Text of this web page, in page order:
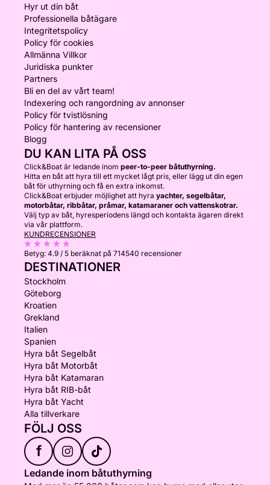
Hyr ut din båt
Professionella båtägare
Integritetspolicy
Policy för cookies
Allmänna Villkor
Juridiska punkter
Partners
Bli en del av vårt team!
Indexering och rangordning av annonser
Policy för tvistlösning
Policy för hantering av recensioner
Blogg
DU KAN LITA PÅ OSS
Click&Boat är ledande inom peer-to-peer båtuthyrning.
Hitta en båt att hyra till ett mycket lågt pris, eller lägg ut din egen
båt för uthyrning och få en extra inkomst.
Click&Boat erbjuder möjlighet att hyra yachter, segelbåtar,
motorbåtar, ribbåtar, pråmar, katamaraner och vattenskotrar.
Välj typ av båt, hyresperiodens längd och kontakta ägaren direkt
via vår plattform.
KUNDRECENSIONER
Betyg: 4.9 / 5 beräknat på 714540 recensioner
DESTINATIONER
Stockholm
Göteborg
Kroatien
Grekland
Italien
Spanien
Hyra båt Segelbåt
Hyra båt Motorbåt
Hyra båt Katamaran
Hyra båt RIB-båt
Hyra båt Yacht
Alla tillverkare
FÖLJ OSS
f
Ledande inom båtuthyrning